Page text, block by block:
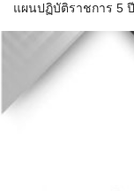
แผนปฏิบัติราชการ 5